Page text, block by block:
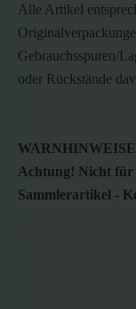
Alle Artikel
Gebrauchsspuren/
oder Rückstände
Achtung! Nicht für
Sammlerartikel -